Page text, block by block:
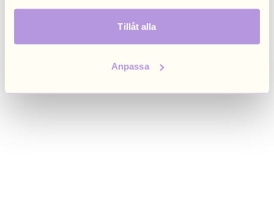
Tillåt alla
Anpassa